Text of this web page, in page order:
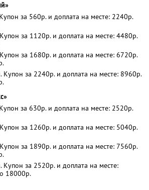
за 560р. и доплата на месте: 2240р.
за 1120р. и доплата на месте: 4480р.
за 1680р. и доплата на месте: 6720р.
за 2240р. и доплата на месте: 8960р.
за 630р. и доплата на месте: 2520р.
за 1260р. и доплата на месте: 5040р.
за 1890р. и доплата на месте: 7560р.
за 2520р. и доплата на месте:
18000р.